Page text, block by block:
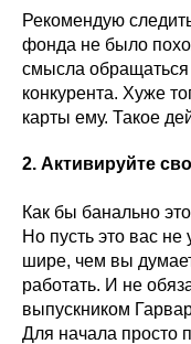
Рекомендую
фонда не было
смысла
конкурента. Хуже
карты ему. Такое
2. Активируйте
Как бы банально
Но пусть это вас не
шире, чем вы
работать. И не
выпускником
Для начала просто